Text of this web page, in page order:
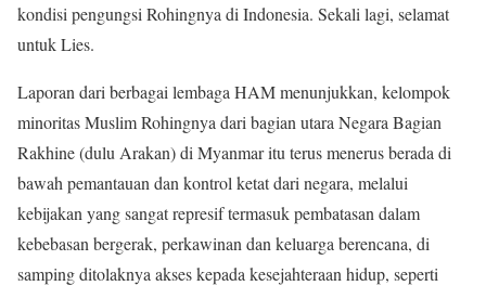
kondisi pengungsi Rohingnya di Indonesia. Sekali lagi, selamat
untuk Lies.
Laporan dari berbagai lembaga HAM menunjukkan, kelompok
minoritas Muslim Rohingnya dari bagian utara Negara Bagian
Rakhine (dulu Arakan) di Myanmar itu terus menerus berada di
bawah pemantauan dan kontrol ketat dari negara, melalui
kebijakan yang sangat represif termasuk pembatasan dalam
kebebasan bergerak, perkawinan dan keluarga berencana, di
samping ditolaknya akses kepada kesejahteraan hidup, seperti